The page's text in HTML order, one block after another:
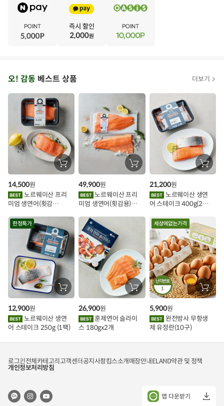
아
시
인
이
트
오! 감동 베스트 상품 더보기
장
바
에
담
노르웨이산 프리
미엄 생연어(횟감
14,500원
장
바
에
담
기
노르웨이산 프리
미엄 생연어(횟감용)
49,900원
장
바
에
담
기
어 스테이크 400g(2조
21,200원
한정특가
장
바
에
담
기
노르웨이산 생연
어 스테이크 250g (1팩)
12,900원
장
바
에
담
훈제연어 슬라이
스 180gx2개
26,900원
난각번호
1 장
바
에
담
제 유정란(10구)
5,900원
로그인전체카테고리고객센터공지사항킴스소개매장안내ELAND약관 및 정책
개인정보처리방침
앱 다운받기